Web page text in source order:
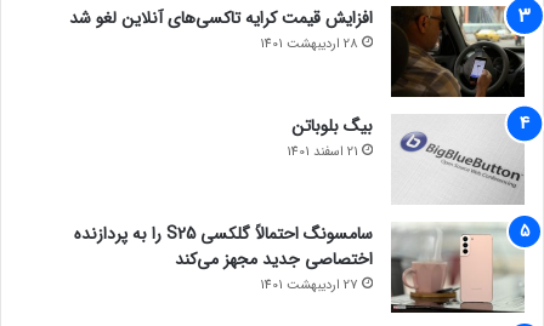
افزایش قیمت کرایه تاکسی‌های آنلاین لغو شد
28 اردیبهشت 1401
بیگ بلوباتن
21 اسفند 1401
سامسونگ احتمالاً گلکسی S25 را به پردازنده
اختصاصی جدید مجهز می‌کند
27 اردیبهشت 1401